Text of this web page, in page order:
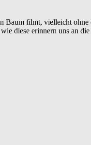
Baum filmt, vielleicht
diese erinnern uns an